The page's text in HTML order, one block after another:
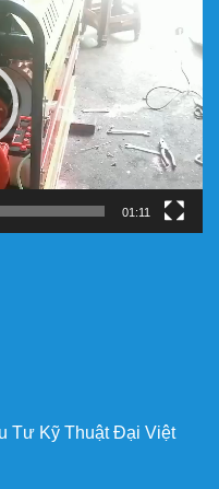
01:11
Tư Kỹ Thuật Đại Việt